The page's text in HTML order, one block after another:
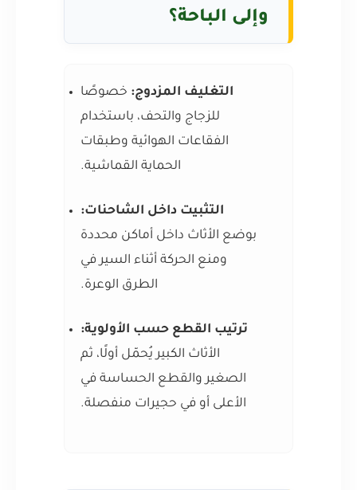
وإلى الباحة؟
التغليف المزدوج: خصوصًا
للزجاج والتحف، باستخدام
الفقاعات الهوائية وطبقات
الحماية القماشية.
التثبيت داخل الشاحنات:
بوضع الأثاث داخل أماكن محددة
ومنع الحركة أثناء السير في
الطرق الوعرة.
ترتيب القطع حسب الأولوية:
الأثاث الكبير يُحمّل أولًا، ثم
الصغير والقطع الحساسة في
الأعلى أو في حجيرات منفصلة.